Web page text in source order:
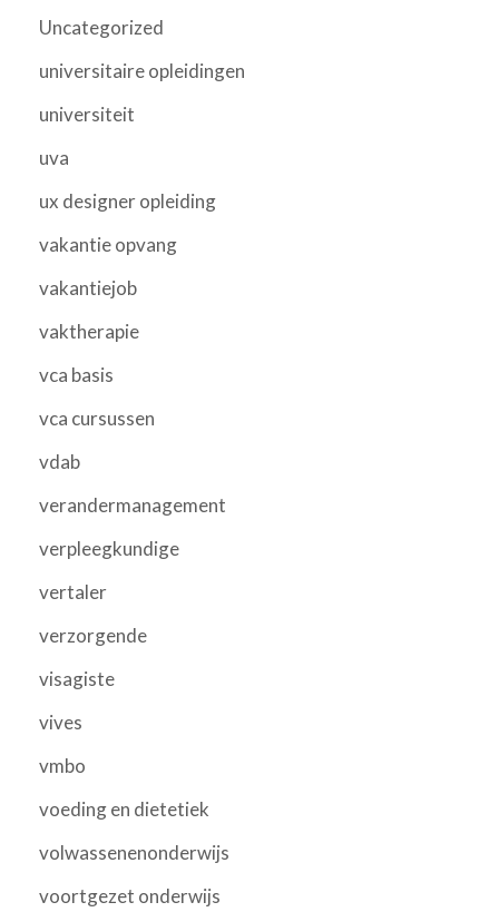
Uncategorized
universitaire opleidingen
universiteit
uva
ux designer opleiding
vakantie opvang
vakantiejob
vaktherapie
vca basis
vca cursussen
vdab
verandermanagement
verpleegkundige
vertaler
verzorgende
visagiste
vives
vmbo
voeding en dietetiek
volwassenenonderwijs
voortgezet onderwijs